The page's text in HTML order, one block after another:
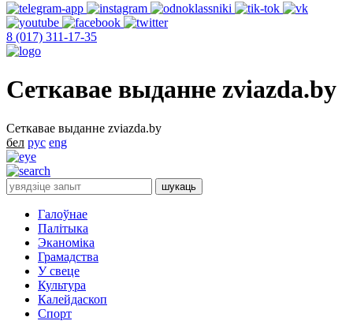
8 (017) 311-17-35
Сеткавае выданне zviazda.by
Сеткавае выданне zviazda.by
бел рус eng
Галоўнае
Палітыка
Эканоміка
Грамадства
У свеце
Культура
Калейдаскоп
Спорт